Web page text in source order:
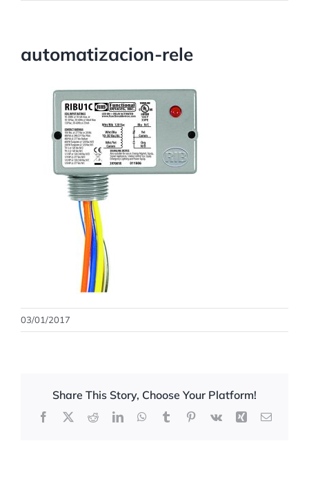
automatizacion-rele
03/01/2017
Share This Story, Choose Your Platform!
Facebook
X RedditLinkedInWhatsApp
TumblrPinterest
Vk Xing Correo